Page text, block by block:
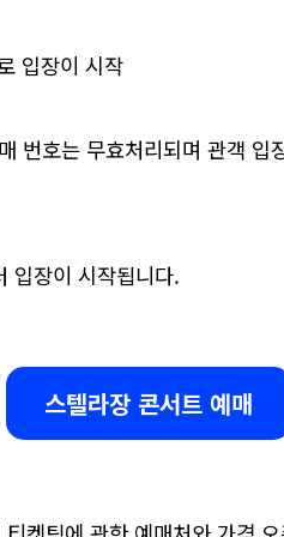
입장이 시작
번호는 무효처리되며 관객 입
입장이 시작됩니다.
스텔라장 콘서트 예매